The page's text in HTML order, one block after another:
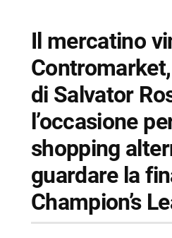
Il mercatino
di Salvator
l’occasione
shopping
guardare la
Champion’s